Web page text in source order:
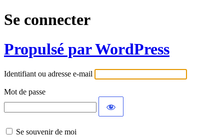
Se connecter
Propulsé par WordPress
Identifiant ou adresse e-mail
Mot de passe
Se souvenir de moi